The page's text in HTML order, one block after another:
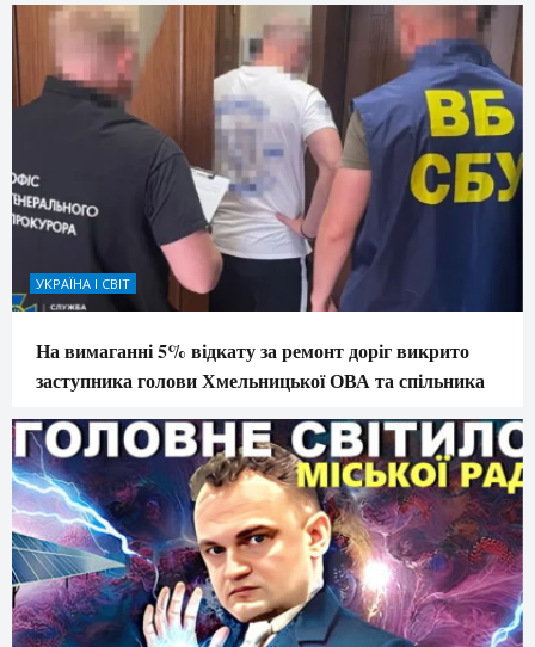
УКРАЇНА І СВІТ
На вимаганні 5% відкату за ремонт доріг викрито
заступника голови Хмельницької ОВА та спільника